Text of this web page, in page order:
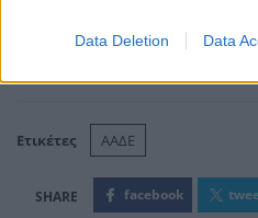
Data Deletion Data
Ετικέτες ΑΑΔΕ
facebook